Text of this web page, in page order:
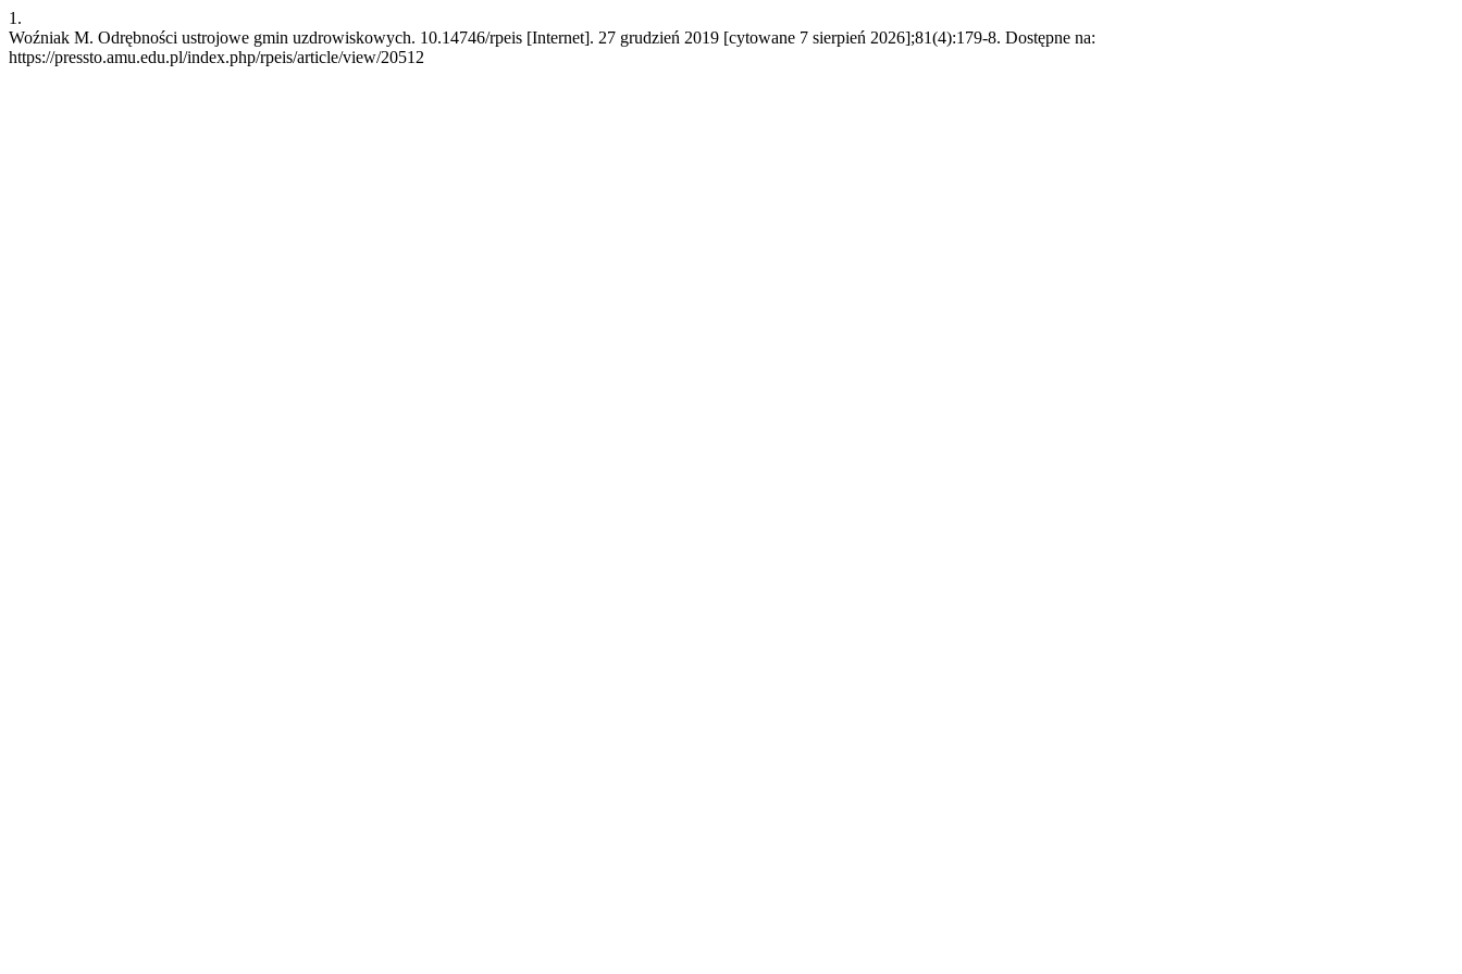
1.
Woźniak M. Odrębności ustrojowe gmin uzdrowiskowych. 10.14746/rpeis [Internet]. 27 grudzień 2019 [cytowane 7 sierpień 2026];81(4):179-8. Dostępne na:
https://pressto.amu.edu.pl/index.php/rpeis/article/view/20512